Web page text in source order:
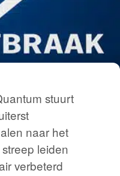
stuurt
naar het
leiden
verbeterd